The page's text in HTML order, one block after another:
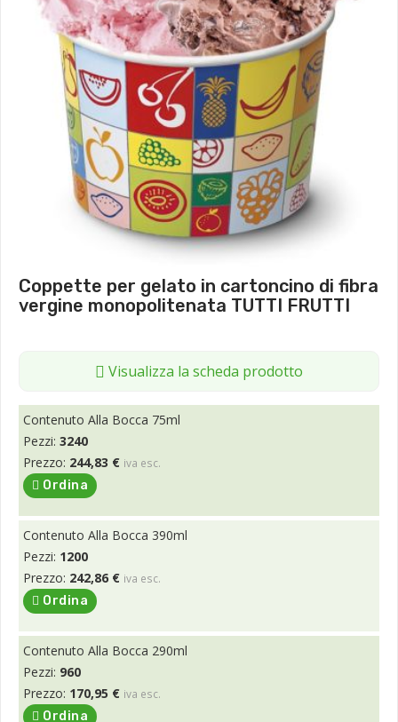
Coppette per gelato in cartoncino di fibra
vergine monopolitenata TUTTI FRUTTI
Visualizza la scheda prodotto
Contenuto Alla Bocca 75ml
Pezzi: 3240
Prezzo: 244,83 € iva esc.
Ordina
Contenuto Alla Bocca 390ml
Pezzi: 1200
Prezzo: 242,86 € iva esc.
Ordina
Contenuto Alla Bocca 290ml
Pezzi: 960
Prezzo: 170,95 € iva esc.
Ordina